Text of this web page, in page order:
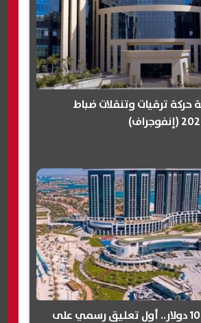
حركة ترقيات وتنقلات ضباط
بعد أزمة الـ 1000 دولار.. أول تعليق رسمي على